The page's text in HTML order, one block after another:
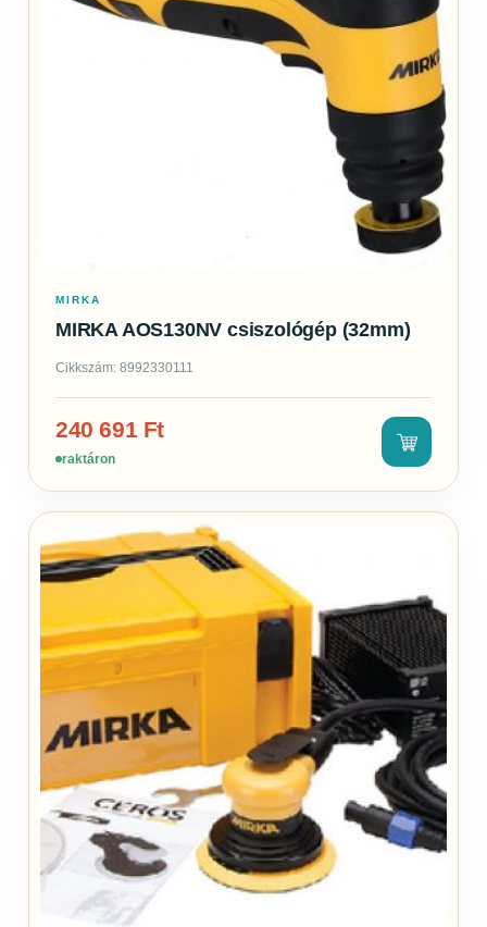
MIRKA
MIRKA AOS130NV csiszológép (32mm)
Cikkszám: 8992330111
240 691 Ft
raktáron